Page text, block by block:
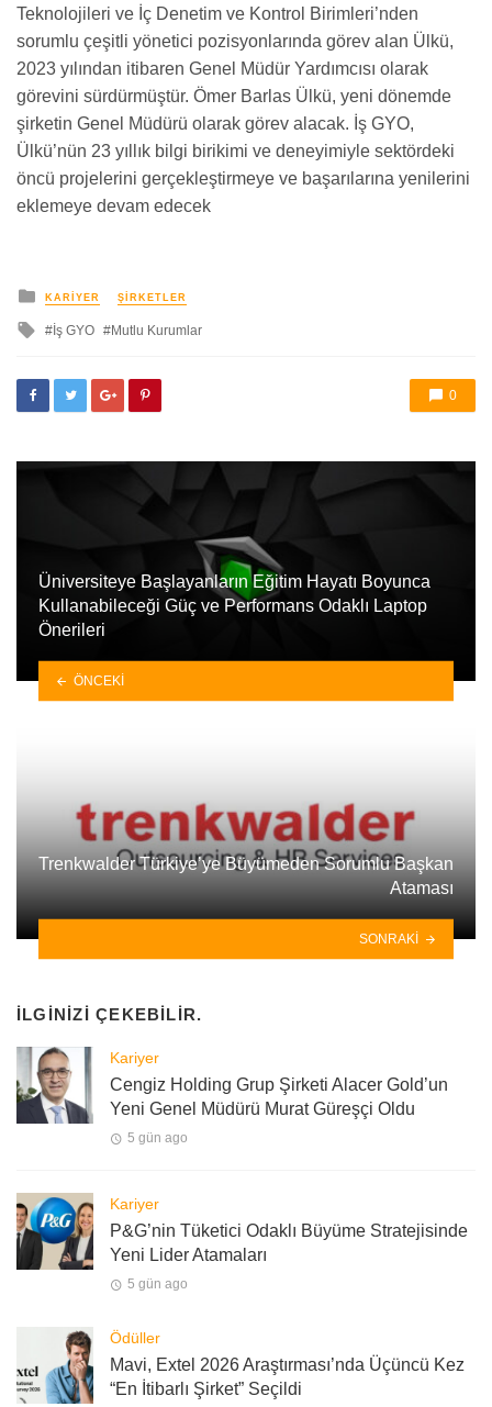
Teknolojileri ve İç Denetim ve Kontrol Birimleri’nden
sorumlu çeşitli yönetici pozisyonlarında görev alan Ülkü,
2023 yılından itibaren Genel Müdür Yardımcısı olarak
görevini sürdürmüştür. Ömer Barlas Ülkü, yeni dönemde
şirketin Genel Müdürü olarak görev alacak. İş GYO,
Ülkü’nün 23 yıllık bilgi birikimi ve deneyimiyle sektördeki
öncü projelerini gerçekleştirmeye ve başarılarına yenilerini
eklemeye devam edecek
yayınlanan
KARIYER ŞIRKETLER
ileİş GYO Mutlu Kurumlar
0
Üniversiteye Başlayanların Eğitim Hayatı Boyunca
Kullanabileceği Güç ve Performans Odaklı Laptop
Önerileri
ÖNCEKI
Trenkwalder Türkiye’ye Büyümeden Sorumlu Başkan
Ataması
SONRAKI
İLGINIZI ÇEKEBILIR.
Kariyer
Cengiz Holding Grup Şirketi Alacer Gold’un
Yeni Genel Müdürü Murat Güreşçi Oldu
5 gün ago
Kariyer
P&G’nin Tüketici Odaklı Büyüme Stratejisinde
Yeni Lider Atamaları
5 gün ago
Ödüller
Mavi, Extel 2026 Araştırması’nda Üçüncü Kez
“En İtibarlı Şirket” Seçildi